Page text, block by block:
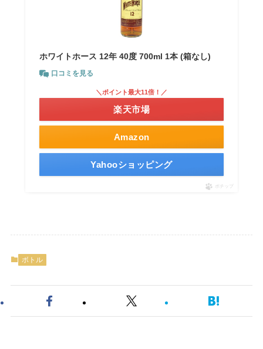
ホワイトホース 12年 40度 700ml 1本 (箱なし)
口コミを見る
Amazon
＼ポイント最大11倍！／
楽天市場
Yahooショッピング
ポチップ
ボトル